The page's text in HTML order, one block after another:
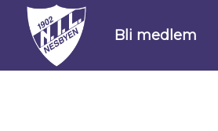
Bli medlem